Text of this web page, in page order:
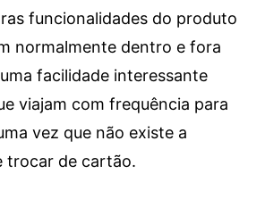
funcionalidades do produto
normalmente dentro e fora
facilidade interessante
viajam com frequência para
vez que não existe a
trocar de cartão.